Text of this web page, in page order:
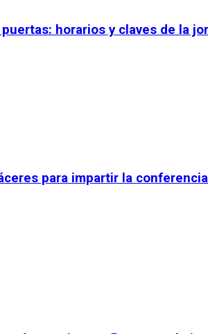
horarios y claves de la
para impartir la